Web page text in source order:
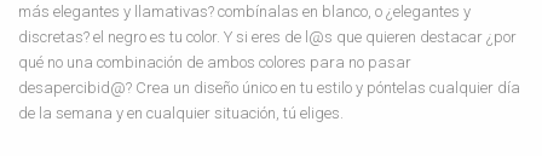
más elegantes y llamativas? combínalas en blanco, o ¿elegantes y
discretas? el negro es tu color. Y si eres de l@s que quieren destacar ¿por
qué no una combinación de ambos colores para no pasar
desapercibid@? Crea un diseño único en tu estilo y póntelas cualquier día
de la semana y en cualquier situación, tú eliges.